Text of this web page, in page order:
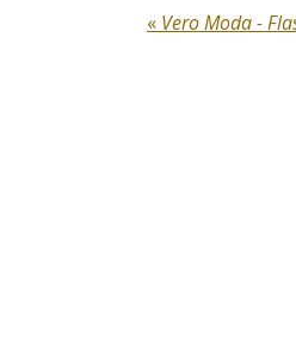
« Vero Moda -